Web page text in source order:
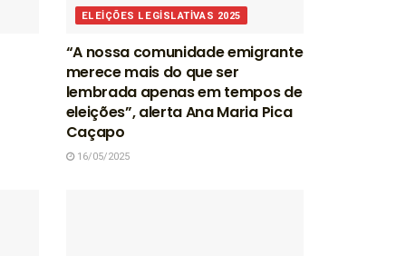
ELEIÇÕES LEGISLATIVAS 2025
“A nossa comunidade emigrante
merece mais do que ser
lembrada apenas em tempos de
eleições”, alerta Ana Maria Pica
Caçapo
16/05/2025